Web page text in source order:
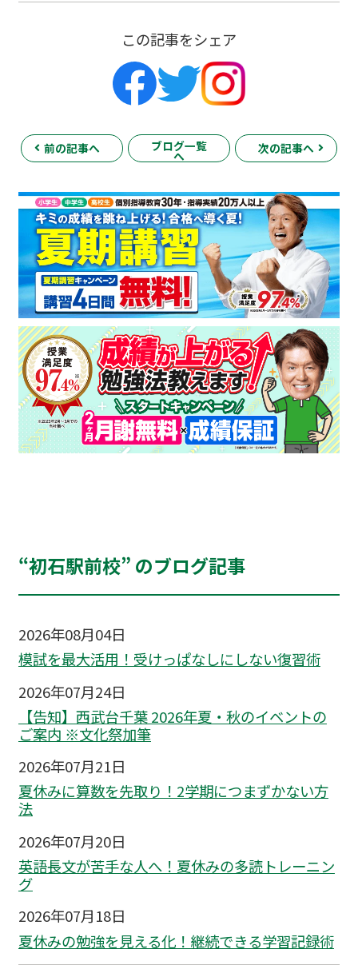
この記事をシェア
前の記事へ ブログ一覧
へ
次の記事へ
“初石駅前校” のブログ記事
2026年08月04日
模試を最大活用！受けっぱなしにしない復習術
2026年07月24日
【告知】西武台千葉 2026年夏・秋のイベントの
ご案内 ※文化祭加筆
2026年07月21日
夏休みに算数を先取り！2学期につまずかない方
法
2026年07月20日
英語長文が苦手な人へ！夏休みの多読トレーニン
グ
2026年07月18日
夏休みの勉強を見える化！継続できる学習記録術